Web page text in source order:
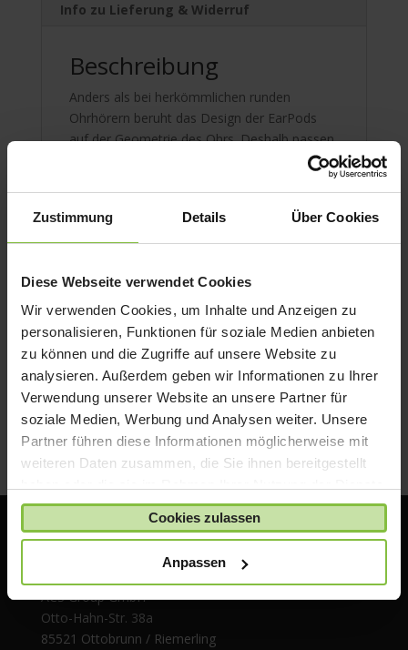
Zustimmung Details Über Cookies
Diese Webseite verwendet Cookies
Wir verwenden Cookies, um Inhalte und Anzeigen zu
personalisieren, Funktionen für soziale Medien anbieten
zu können und die Zugriffe auf unsere Website zu
analysieren. Außerdem geben wir Informationen zu Ihrer
Verwendung unserer Website an unsere Partner für
soziale Medien, Werbung und Analysen weiter. Unsere
Partner führen diese Informationen möglicherweise mit
weiteren Daten zusammen, die Sie ihnen bereitgestellt
gesammelt haben.
Cookies zulassen
Anpassen
Info zu Lieferung & Widerruf
Beschreibung
Anders als bei herkömmlichen runden
Ohrhörern beruht das Design der EarPods
auf der Geometrie des Ohrs. Deshalb passen
Die Lautsprecher in den EarPods sind so
maximieren – so bekommst du hochwertigen
Die EarPods mit Lightning Connector haben
eine integrierte Fernbedienung, mit der du per
Knopfdruck die Lautstärke anpassen, die
Wiedergabe von Musik und Videos steuern
und Anrufe annehmen oder beenden kannst.
ACS Group GmbH
Otto-Hahn-Str. 38a
85521 Ottobrunn / Riemerling